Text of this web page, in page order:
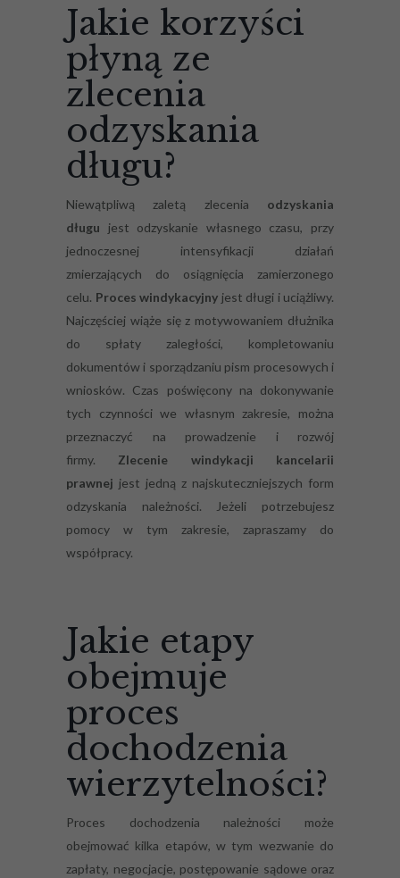
Jakie korzyści
płyną ze
zlecenia
odzyskania
długu?
Niewątpliwą zaletą zlecenia odzyskania
długu jest odzyskanie własnego czasu, przy
jednoczesnej intensyfikacji działań
zmierzających do osiągnięcia zamierzonego
celu. Proces windykacyjny jest długi i uciążliwy.
Najczęściej wiąże się z motywowaniem dłużnika
do spłaty zaległości, kompletowaniu
dokumentów i sporządzaniu pism procesowych i
wniosków. Czas poświęcony na dokonywanie
tych czynności we własnym zakresie, można
przeznaczyć na prowadzenie i rozwój
firmy. Zlecenie windykacji kancelarii
prawnej jest jedną z najskuteczniejszych form
odzyskania należności. Jeżeli potrzebujesz
pomocy w tym zakresie, zapraszamy do
współpracy.
Jakie etapy
obejmuje
proces
dochodzenia
wierzytelności?
Proces dochodzenia należności może
obejmować kilka etapów, w tym wezwanie do
zapłaty, negocjacje, postępowanie sądowe oraz